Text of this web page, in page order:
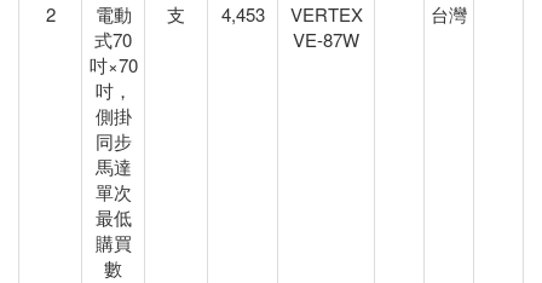
2
電動
式70
吋×70
吋，
側掛
同步
馬達
單次
最低
購買
數
支 4,453
VERTEX
VE-87W
台灣